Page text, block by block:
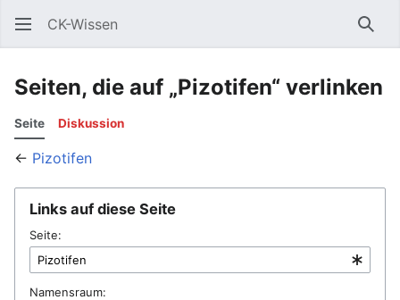
CK-Wissen
Seiten, die auf „Pizotifen“ verlinken
Seite Diskussion
← Pizotifen
Links auf diese Seite
Seite:
Namensraum: